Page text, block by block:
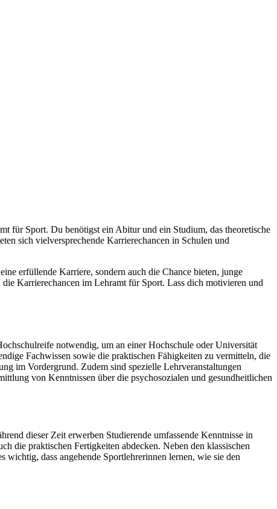
für Sport. Du benötigst ein Abitur und ein Studium, das theoretische
sich vielversprechende Karrierechancen in Schulen und
erfüllende Karriere, sondern auch die Chance bieten, junge
Karrierechancen im Lehramt für Sport. Lass dich motivieren und
notwendig, um an einer Hochschule oder Universität
Fachwissen sowie die praktischen Fähigkeiten zu vermitteln, die
im Vordergrund. Zudem sind spezielle Lehrveranstaltungen
von Kenntnissen über die psychosozialen und gesundheitlichen
dieser Zeit erwerben Studierende umfassende Kenntnisse in
die praktischen Fertigkeiten abdecken. Neben den klassischen
wichtig, dass angehende Sportlehrerinnen lernen, wie sie den